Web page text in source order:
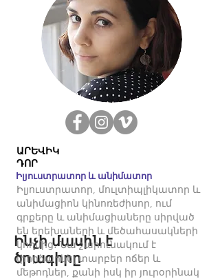
Ինչի մասին է
ծրագիրը
ԱՐԵՎԻԿ
ԴՈՐ
Իլյուստրատոր և անիմատոր
Իլյուստրատոր, մուլտիպլիկատոր և
անիմացիոն կինոռեժիսոր, ում
գրքերը և անիմացիաները սիրված
են երեխաների և մեծահասակների
կողմից։ Նա շարունակում է
փորձարկել տարբեր ոճեր և
մեթոդներ, քանի իսկ իր յուրօրինակ